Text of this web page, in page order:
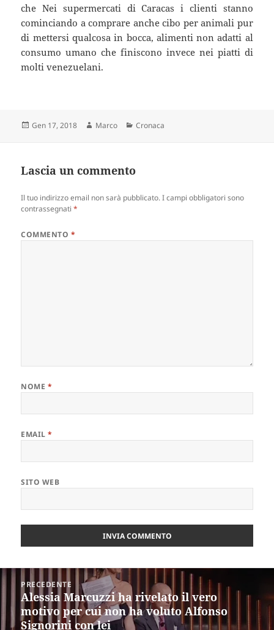
che Nei supermercati di Caracas i clienti stanno
cominciando a comprare anche cibo per animali pur
di mettersi qualcosa in bocca, alimenti non adatti al
consumo umano che finiscono invece nei piatti di
molti venezuelani.
Scritto
Gen 17, 2018 Autore
Marco Categorie
Cronaca
Lascia un commento
Il tuo indirizzo email non sarà pubblicato. I campi obbligatori sono
contrassegnati*
COMMENTO *
NOME *
EMAIL*
SITO WEB
Navigazione
articoliPRECEDENTE
Articolo
precedente:
Alessia Marcuzzi ha rivelato il vero
motivo per cui non ha voluto Alfonso
Signorini con lei